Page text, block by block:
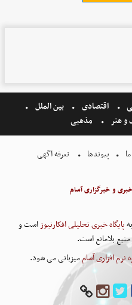
اقتصادی
بین الملل
و هنر مذهبی
پیوندها تعرفه اگهی
و خبرگزاری آسام
پایگاه خبری تحلیلی افکارنیوزاست و
بلامانع است.
نرم افزاری آساممیزبانی می شود.